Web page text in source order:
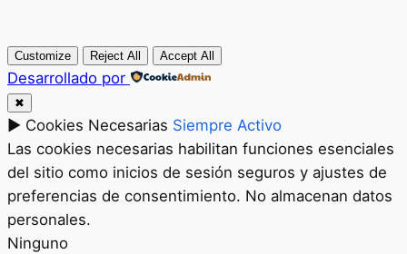
Customize Reject All Accept All
Desarrollado por
✖
► Cookies Necesarias Siempre Activo
Las cookies necesarias habilitan funciones esenciales
del sitio como inicios de sesión seguros y ajustes de
preferencias de consentimiento. No almacenan datos
personales.
Ninguno